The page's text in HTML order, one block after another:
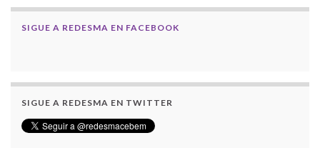
SIGUE A REDESMA EN FACEBOOK
SIGUE A REDESMA EN TWITTER